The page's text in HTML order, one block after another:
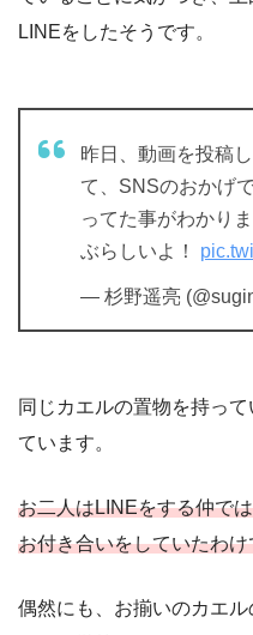
LINEをしたそうです。
昨日、動画を投稿
て、SNSのおかげ
ってた事がわかり
ぶらしいよ！
— 杉野遥亮
同じカエルの置物を持っ
ています。
お二人はLINEをする仲で
お付き合いをしていたわ
偶然にも、お揃いのカエ